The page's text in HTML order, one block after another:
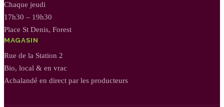
Chaque jeudi
17h30 – 19h30
Place St Denis, Forest
MAGASIN
Rue de la Station 2
Bio, local & en vrac
Achalandé en direct par les producteurs